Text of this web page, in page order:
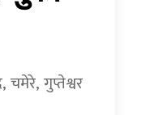
गुप्तेश्वर